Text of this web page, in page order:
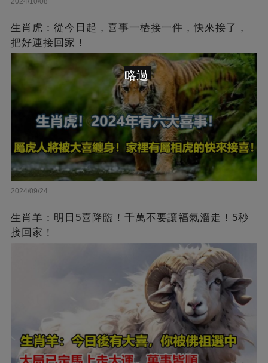
生肖虎：從今日起，喜事一樁接一件，快來接了，
把好運接回家！
2024/09/24
生肖羊：明日5喜降臨！千萬不要讓福氣溜走！5秒
接回家！
略過